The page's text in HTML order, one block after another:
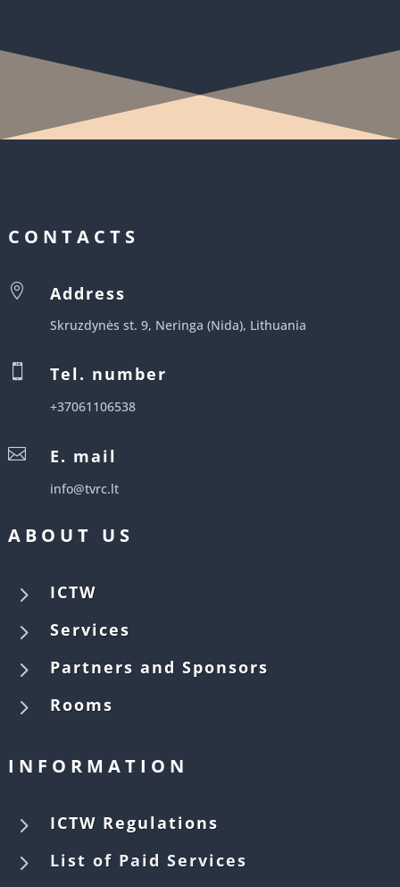
CONTACTS
 Address
Skruzdynės st. 9, Neringa (Nida), Lithuania
 Tel. number
+37061106538
 E. mail
info@tvrc.lt
ABOUT US
5 ICTW
5 Services
5 Partners and Sponsors
5 Rooms
INFORMATION
5 ICTW Regulations
5 List of Paid Services